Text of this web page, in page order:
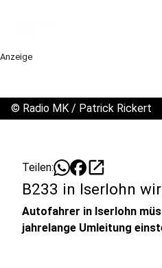
Anzeige
© Radio MK / Patrick Rickert
Teilen: open_in_new
B233 in Iserlohn
Autofahrer in Iserlohn
jahrelange Umleitung